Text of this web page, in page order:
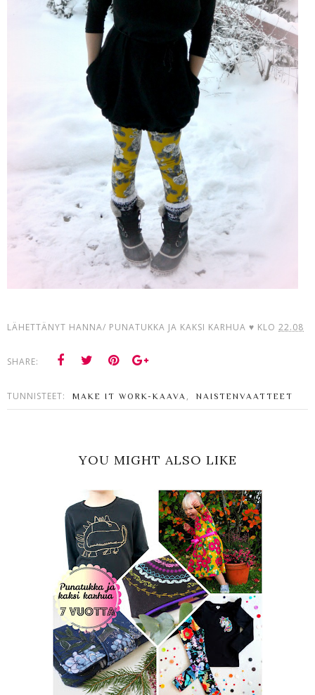
LÄHETTÄNYT HANNA/ PUNATUKKA JA KAKSI KARHUA ♥ KLO 22.08
SHARE:
TUNNISTEET: MAKE IT WORK-KAAVA , NAISTENVAATTEET
YOU MIGHT ALSO LIKE